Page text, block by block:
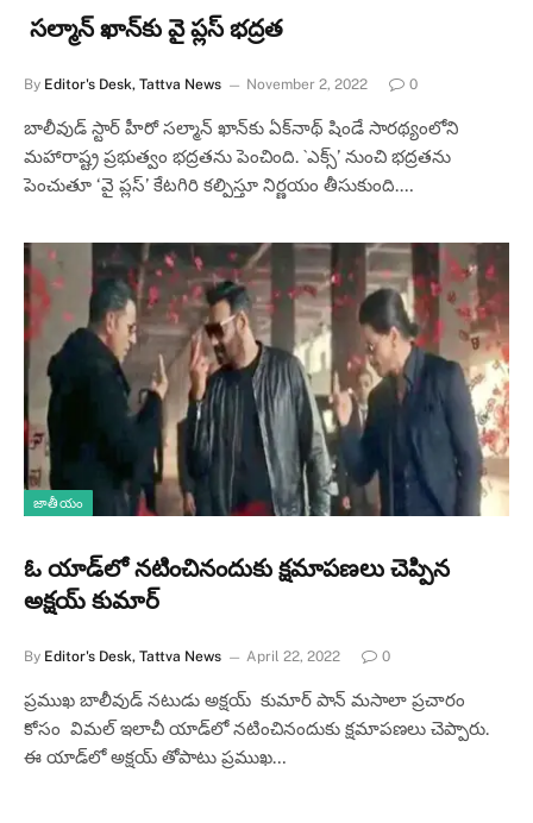
స‌ల్మాన్ ఖాన్‌కు వై ప్ల‌స్‌ భ‌ద్ర‌త‌
By Editor's Desk, Tattva News November 2, 2022 0
బాలీవుడ్ స్టార్ హీరో సల్మాన్ ఖాన్‌కు ఏక్‌నాథ్ షిండే సారథ్యంలోని
మహారాష్ట్ర ప్రభుత్వం భద్రతను పెంచింది. `ఎక్స్’ నుంచి భద్రతను
పెంచుతూ ‘వై ప్లస్’ కేటగిరి కల్పిస్తూ నిర్ణయం తీసుకుంది.…
జాతీయం
ఓ యాడ్‌లో నటించినందుకు క్షమాపణలు చెప్పిన
అక్షయ్ కుమార్
By Editor's Desk, Tattva News April 22, 2022 0
ప్రముఖ బాలీవుడ్‌ నటుడు అక్షయ్ కుమార్‌ పాన్ మసాలా ప్రచారం
కోసం విమల్‌ ఇలాచీ యాడ్‌లో నటించినందుకు క్షమాపణలు చెప్పారు.
ఈ యాడ్‌లో అక్షయ్ తోపాటు ప్రముఖ…